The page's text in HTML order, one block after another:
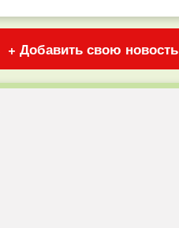
+ Добавить свою новость